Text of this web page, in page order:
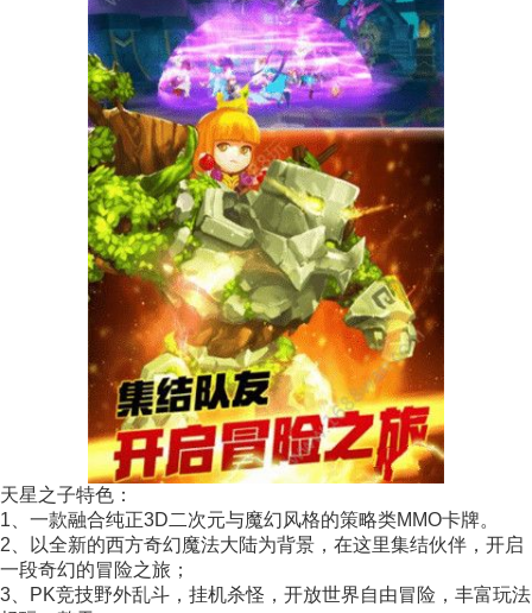
天星之子特色：
1、一款融合纯正3D二次元与魔幻风格的策略类MMO卡牌。
2、以全新的西方奇幻魔法大陆为背景，在这里集结伙伴，开启
一段奇幻的冒险之旅；
3、PK竞技野外乱斗，挂机杀怪，开放世界自由冒险，丰富玩法